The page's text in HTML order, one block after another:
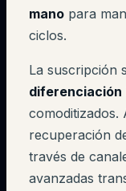
mano para
ciclos.
La suscripción
diferenciación
recuperación
través de
avanzadas